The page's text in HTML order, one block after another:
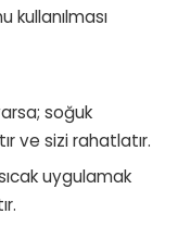
kullanılması
soğuk
ve sizi rahatlatır.
uygulamak